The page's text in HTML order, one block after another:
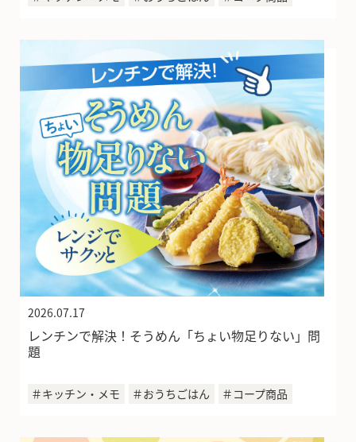
2026.07.17
レンチンで解決！そうめん「ちょい物足りない」問
題
＃キッチン・メモ ＃おうちごはん ＃コープ商品